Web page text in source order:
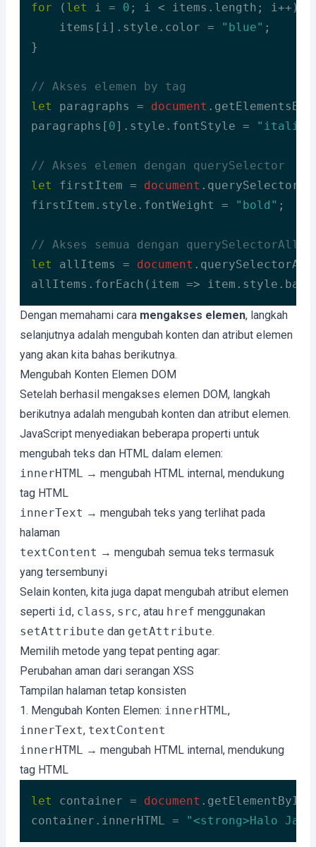
for ( let i = 0 ; i < items.length; i++) {
    items[i].style.color =
"blue" ;
}
// Akses elemen by tag
let
paragraphs = document
paragraphs[ 0].style.fontStyle = "italic"
// Akses elemen dengan querySelector
let
firstItem = document .querySelector(
firstItem.style.fontWeight =
"bold" ;
// Akses semua dengan querySelectorAll
let
allItems = document
allItems.forEach( item =>
Code language: JavaScript (javascript)
Dengan memahami cara mengakses elemen, langkah
selanjutnya adalah mengubah konten dan atribut elemen
yang akan kita bahas berikutnya.
Mengubah Konten Elemen DOM
Setelah berhasil mengakses elemen DOM, langkah
berikutnya adalah mengubah konten dan atribut elemen.
JavaScript menyediakan beberapa properti untuk
mengubah teks dan HTML dalam elemen:
innerHTML → mengubah HTML internal, mendukung
tag HTML
innerText → mengubah teks yang terlihat pada
halaman
textContent → mengubah semua teks termasuk
yang tersembunyi
Selain konten, kita juga dapat mengubah atribut elemen
seperti id, class, src, atau href menggunakan
setAttribute dan getAttribute.
Memilih metode yang tepat penting agar:
Perubahan aman dari serangan XSS
Tampilan halaman tetap konsisten
1. Mengubah Konten Elemen: innerHTML,
innerText, textContent
innerHTML → mengubah HTML internal, mendukung
tag HTML
let container = document .getElementById(
container.innerHTML =
"<strong>Halo